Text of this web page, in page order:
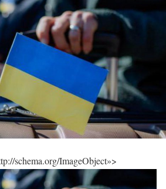
schema.org/ImageObject»>